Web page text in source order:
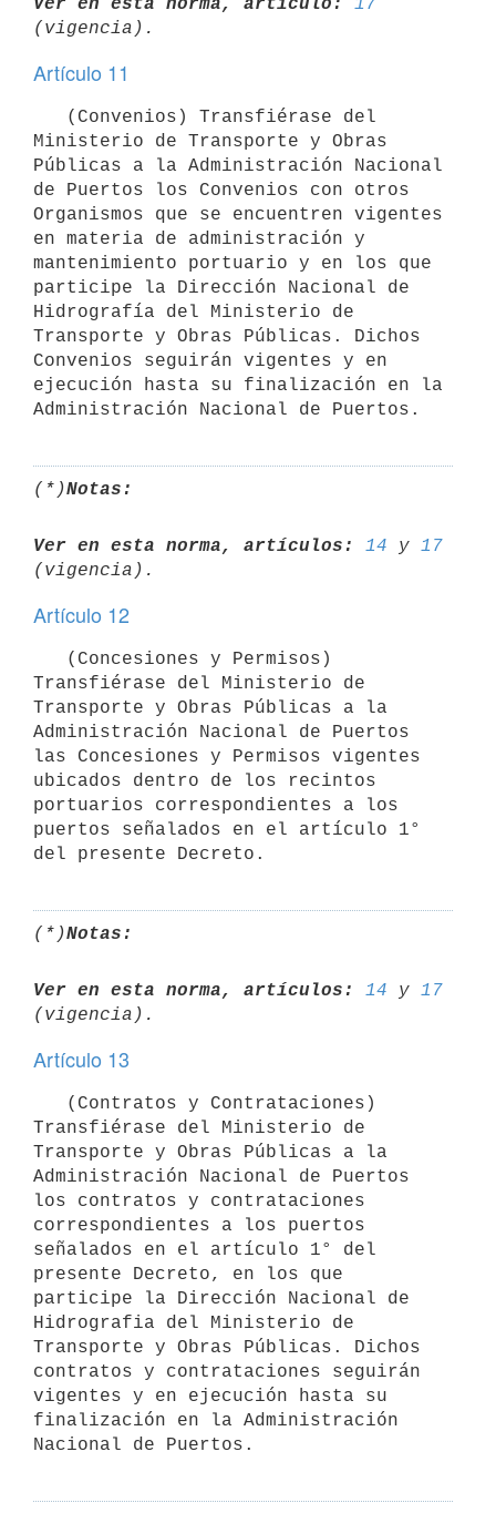
Artículo 11
Ministerio de Transporte y Obras
Públicas a la Administración Nacional
de Puertos los Convenios con otros
Organismos que se encuentren vigentes
en materia de administración y
mantenimiento portuario y en los que
participe la Dirección Nacional de
Hidrografía del Ministerio de
Transporte y Obras Públicas. Dichos
Convenios seguirán vigentes y en
ejecución hasta su finalización en la
(*)Notas:
Ver en esta norma, artículos: 14 y 17
Artículo 12
Transfiérase del Ministerio de
Transporte y Obras Públicas a la
Administración Nacional de Puertos
las Concesiones y Permisos vigentes
ubicados dentro de los recintos
portuarios correspondientes a los
puertos señalados en el artículo 1°
(*)Notas:
Ver en esta norma, artículos: 14 y 17
Artículo 13
Transfiérase del Ministerio de
Transporte y Obras Públicas a la
Administración Nacional de Puertos
los contratos y contrataciones
correspondientes a los puertos
señalados en el artículo 1° del
presente Decreto, en los que
participe la Dirección Nacional de
Hidrografia del Ministerio de
Transporte y Obras Públicas. Dichos
contratos y contrataciones seguirán
vigentes y en ejecución hasta su
finalización en la Administración